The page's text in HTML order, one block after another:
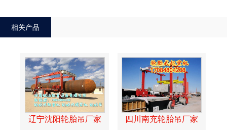
相关产品
辽宁沈阳轮胎吊厂家 四川南充轮胎吊厂家